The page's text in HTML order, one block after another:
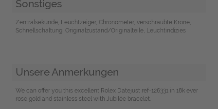
Sonstiges
Zentralsekunde, Leuchtzeiger, Chronometer, verschraubte Krone,
Schnellschaltung, Originalzustand/Originalteile, Leuchtindizies
Unsere Anmerkungen
We can offer you this excellent Rolex Datejust ref-126331 in 18k ever
rose gold and stainless steel with Jubilée bracelet.